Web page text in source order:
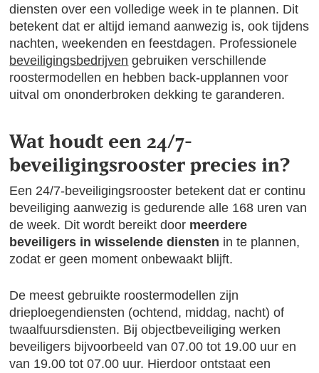
diensten over een volledige week in te plannen. Dit
betekent dat er altijd iemand aanwezig is, ook tijdens
nachten, weekenden en feestdagen. Professionele
beveiligingsbedrijven gebruiken verschillende
roostermodellen en hebben back-upplannen voor
uitval om ononderbroken dekking te garanderen.
Wat houdt een 24/7-
beveiligingsrooster precies in?
Een 24/7-beveiligingsrooster betekent dat er continu
beveiliging aanwezig is gedurende alle 168 uren van
de week. Dit wordt bereikt door meerdere
beveiligers in wisselende diensten in te plannen,
zodat er geen moment onbewaakt blijft.
De meest gebruikte roostermodellen zijn
drieploegendiensten (ochtend, middag, nacht) of
twaalfuursdiensten. Bij objectbeveiliging werken
beveiligers bijvoorbeeld van 07.00 tot 19.00 uur en
van 19.00 tot 07.00 uur. Hierdoor ontstaat een